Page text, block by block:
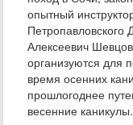
опытный
Петропавловского
Алексеевич
организуются для
время осенних
прошлогоднее
весенние каникулы.